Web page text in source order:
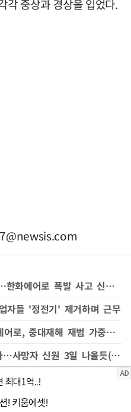
각 중상과 경상을 입었다.
"지금 폭발, 안에 선배 있다"…한화에어로 폭발 사고 신고 85건 접수
자들 '정전기' 제거하며 근무
폭발사고만 8년새 3번…한화에어로, 중대재해 재범 가중될까
'한화에어로 참사' 참고인 조사…사망자 신원 3일 나올듯(종합)